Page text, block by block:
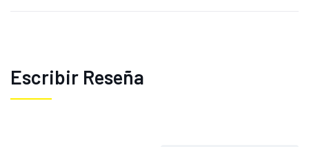
Escribir Reseña